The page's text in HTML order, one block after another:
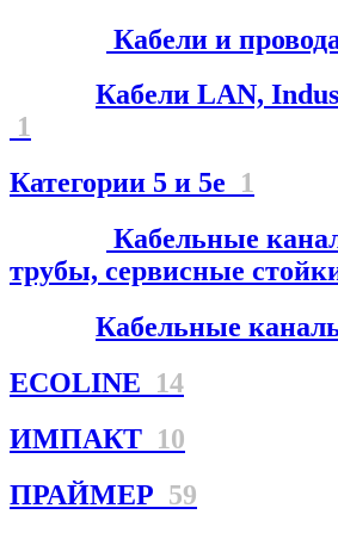
Кабели и
Кабели LAN,
1
Категории 5 и 5е 1
Кабельные
трубы, сервисные
Кабельные
ECOLINE 14
ИМПАКТ 10
ПРАЙМЕР 59